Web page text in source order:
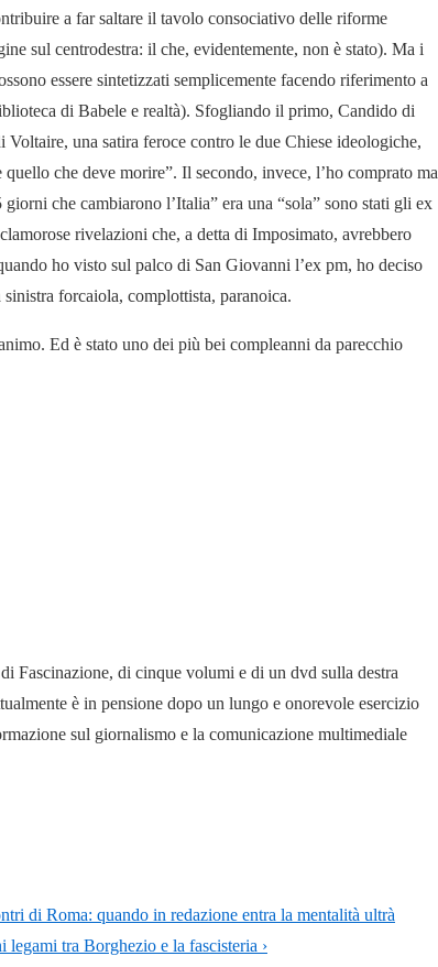
a far saltare il tavolo consociativo delle riforme
sul centrodestra: il che, evidentemente, non è stato). Ma i
essere sintetizzati semplicemente facendo riferimento a
di Babele e realtà). Sfogliando il primo, Candido di
una satira feroce contro le due Chiese ideologiche,
che deve morire”. Il secondo, invece, l’ho comprato ma
che cambiarono l’Italia” era una “sola” sono stati gli ex
rivelazioni che, a detta di Imposimato, avrebbero
ho visto sul palco di San Giovanni l’ex pm, ho deciso
forcaiola, complottista, paranoica.
Ed è stato uno dei più bei compleanni da parecchio
Fascinazione, di cinque volumi e di un dvd sulla destra
è in pensione dopo un lungo e onorevole esercizio
sul giornalismo e la comunicazione multimediale
di Roma: quando in redazione entra la mentalità ultrà
tra Borghezio e la fascisteria ›